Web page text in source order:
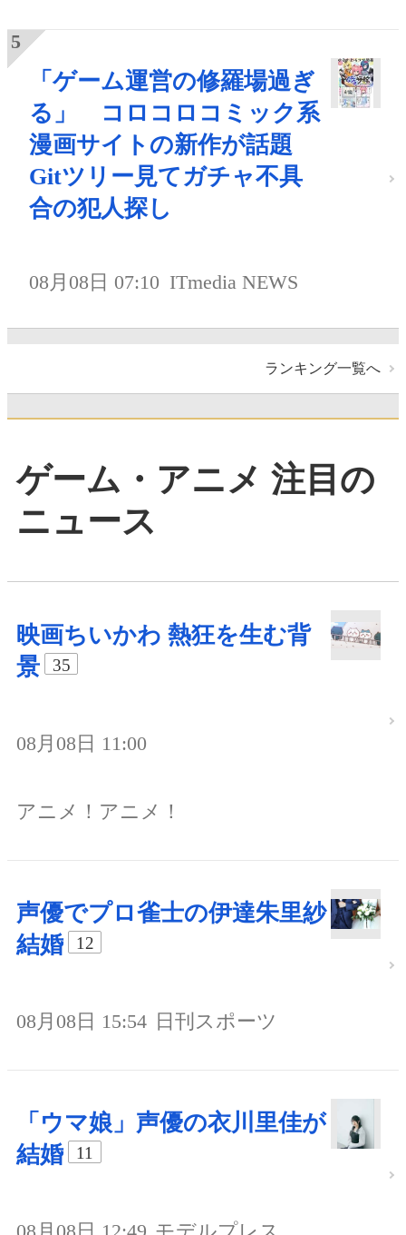
「ゲーム運営の修羅場過ぎ
る」 コロコロコミック系
漫画サイトの新作が話題
Gitツリー見てガチャ不具
合の犯人探し
08月08日 07:10 ITmedia NEWS
ランキング一覧へ
ゲーム・アニメ 注目の
ニュース
映画ちいかわ 熱狂を生む背
景
35
08月08日 11:00
アニメ！アニメ！
声優でプロ雀士の伊達朱里紗
結婚
12
08月08日 15:54 日刊スポーツ
「ウマ娘」声優の衣川里佳が
結婚
11